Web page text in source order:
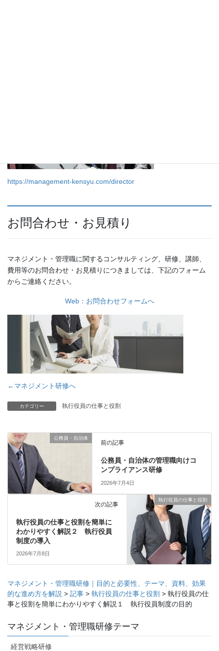
https://management-kensyu.com/director
お問合わせ・お見積り
マネジメント・管理職に関するコンサルティング、研修、講師、
費用等のお問合わせ・お見積りにつきましては、下記のフォーム
からご連絡ください。
Web：お問合わせフォームへ
←マネジメント研修へ
カテゴリー 執行役員の仕事と役割
公務員・自治体
前の記事
公務員・自治体の管理職向けコ
ンプライアンス研修
2026年7月4日
執行役員の仕事と役割
次の記事
執行役員の仕事と役割を簡単に
わかりやすく解説２ 執行役員
制度の導入
2026年7月8日
マネジメント・管理職研修｜目的と必要性、テーマ、資料、効果
的な進め方を解説 > 記事 > 執行役員の仕事と役割 > 執行役員の仕
事と役割を簡単にわかりやすく解説１ 執行役員制度の目的
マネジメント・管理職研修テーマ
経営戦略研修